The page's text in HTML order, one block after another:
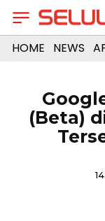
HOME NEWS
(Beta)